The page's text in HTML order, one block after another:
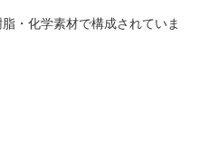
・化学素材で構成されていま